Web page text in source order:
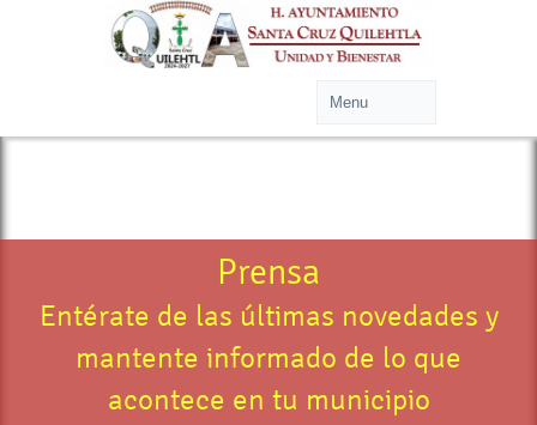
Prensa
Entérate de las últimas novedades y
mantente informado de lo que
acontece en tu municipio